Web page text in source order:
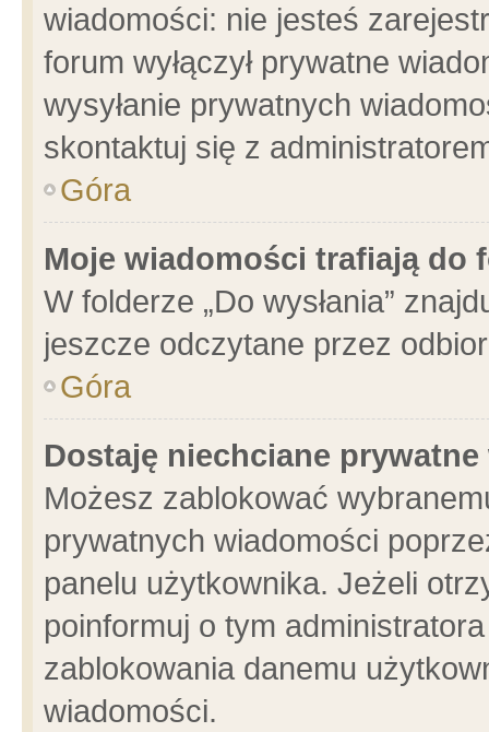
wiadomości: nie jesteś
forum wyłączył prywatne
wysyłanie prywatnych
skontaktuj się z
Góra
Moje wiadomości trafiają do
W folderze „Do wysłania”
jeszcze odczytane przez
Góra
Dostaję niechciane
Możesz zablokować
prywatnych wiadomości
panelu użytkownika. Jeżeli
poinformuj o tym
zablokowania danemu
wiadomości.